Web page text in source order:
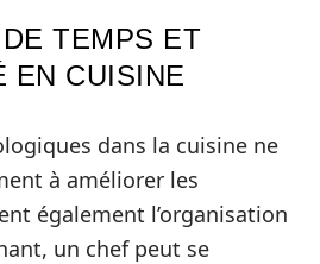
TEMPS ET
EN CUISINE
dans la cuisine ne
à améliorer les
également l’organisation
un chef peut se